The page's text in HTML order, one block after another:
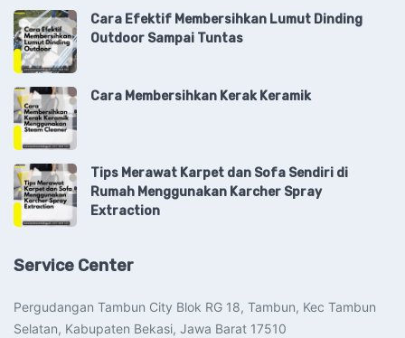
Cara Efektif Membersihkan Lumut Dinding
Outdoor Sampai Tuntas
Cara Membersihkan Kerak Keramik
Tips Merawat Karpet dan Sofa Sendiri di
Rumah Menggunakan Karcher Spray
Extraction
Service Center
Pergudangan Tambun City Blok RG 18, Tambun, Kec Tambun
Selatan, Kabupaten Bekasi, Jawa Barat 17510​